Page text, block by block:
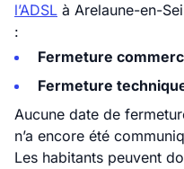
l’ADSL à Arelaune-en-
:
Fermeture
Fermeture
Aucune date de
n’a encore été
Les habitants peuvent